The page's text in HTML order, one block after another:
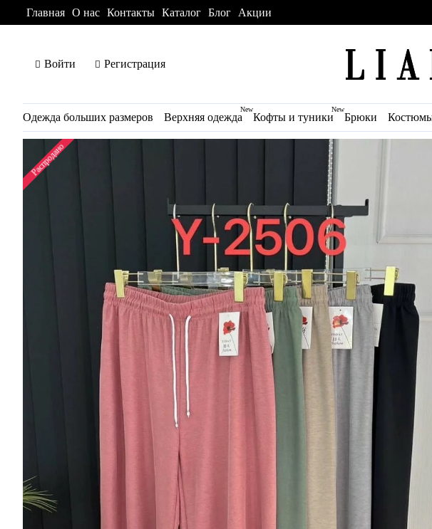
Главная О нас Контакты Каталог Блог Акции
Войти Регистрация
Одежда больших размеров Верхняя одежда
New
Кофты и туники
New
Брюки
Распродано